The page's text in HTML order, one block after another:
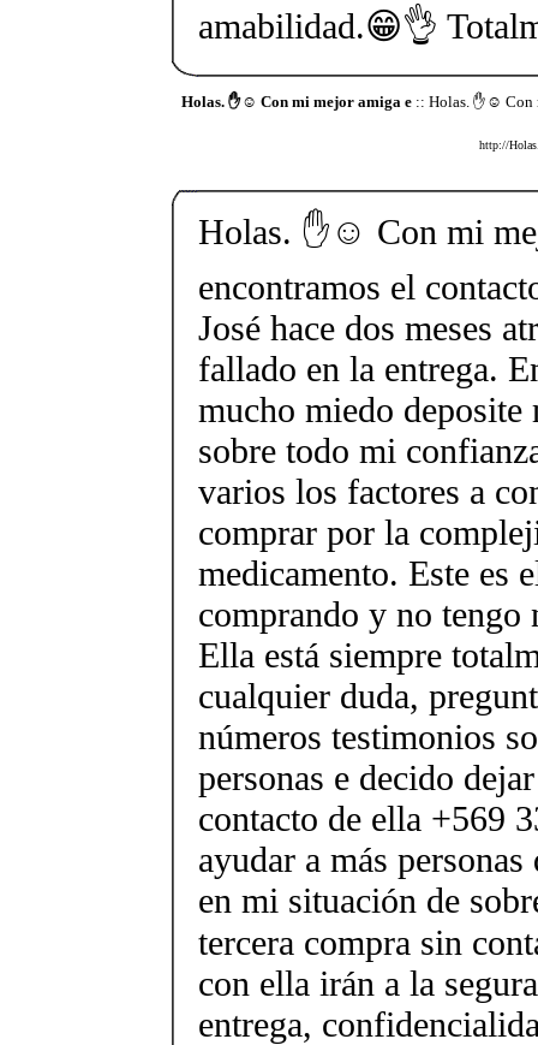
amabilidad.😁👌
Holas. ✋☺️ Con mi mejor amiga e:: Holas. ✋☺️ Con
http://
Holas. ✋☺️ Con mi
encontramos el
José hace dos meses
fallado en la entrega.
mucho miedo
sobre todo mi
varios los factores a
comprar por la
medicamento. Este es
comprando y no tengo
Ella está siempre
cualquier duda,
números testimonios
personas e decido
contacto de ella +569
ayudar a más personas
en mi situación de
tercera compra sin
con ella irán a la
entrega,